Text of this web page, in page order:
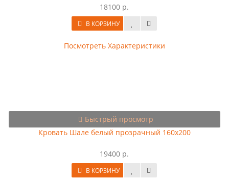
18100 р.
В КОРЗИНУ
Посмотреть Характеристики
Быстрый просмотр
Кровать Шале белый прозрачный 160х200
19400 р.
В КОРЗИНУ